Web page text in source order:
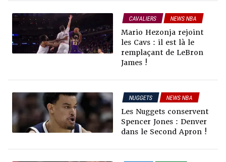
CAVALIERS
NEWS NBA
RUMEURS & TRADES
Mario Hezonja rejoint
les Cavs : il est là le
remplaçant de LeBron
James !
NUGGETS
NEWS NBA
RUMEURS & TRADES
Les Nuggets conservent
Spencer Jones : Denver
dans le Second Apron !